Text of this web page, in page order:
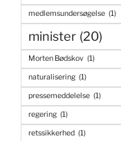
medlemsundersøgelse (1)
minister (20)
Morten Bødskov (1)
naturalisering (1)
pressemeddelelse (1)
regering (1)
retssikkerhed (1)